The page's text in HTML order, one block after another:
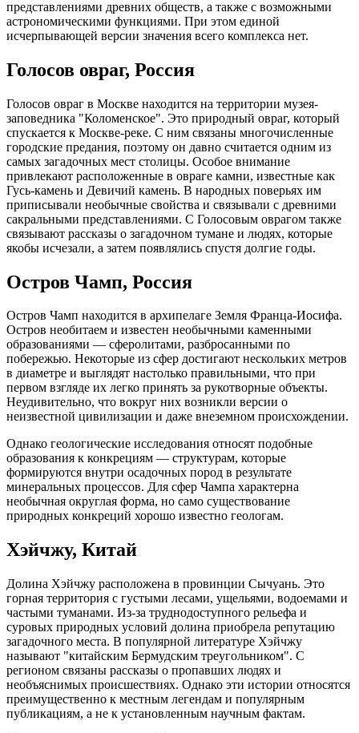
представлениями древних обществ, а также с возможными
астрономическими функциями. При этом единой
исчерпывающей версии значения всего комплекса нет.
Голосов овраг, Россия
Голосов овраг в Москве находится на территории музея-
заповедника "Коломенское". Это природный овраг, который
спускается к Москве-реке. С ним связаны многочисленные
городские предания, поэтому он давно считается одним из
самых загадочных мест столицы. Особое внимание
привлекают расположенные в овраге камни, известные как
Гусь-камень и Девичий камень. В народных поверьях им
приписывали необычные свойства и связывали с древними
сакральными представлениями. С Голосовым оврагом также
связывают рассказы о загадочном тумане и людях, которые
якобы исчезали, а затем появлялись спустя долгие годы.
Остров Чамп, Россия
Остров Чамп находится в архипелаге Земля Франца-Иосифа.
Остров необитаем и известен необычными каменными
образованиями — сферолитами, разбросанными по
побережью. Некоторые из сфер достигают нескольких метров
в диаметре и выглядят настолько правильными, что при
первом взгляде их легко принять за рукотворные объекты.
Неудивительно, что вокруг них возникли версии о
неизвестной цивилизации и даже внеземном происхождении.
Однако геологические исследования относят подобные
образования к конкрециям — структурам, которые
формируются внутри осадочных пород в результате
минеральных процессов. Для сфер Чампа характерна
необычная округлая форма, но само существование
природных конкреций хорошо известно геологам.
Хэйчжу, Китай
Долина Хэйчжу расположена в провинции Сычуань. Это
горная территория с густыми лесами, ущельями, водоемами и
частыми туманами. Из-за труднодоступного рельефа и
суровых природных условий долина приобрела репутацию
загадочного места. В популярной литературе Хэйчжу
называют "китайским Бермудским треугольником". С
регионом связаны рассказы о пропавших людях и
необъяснимых происшествиях. Однако эти истории относятся
преимущественно к местным легендам и популярным
публикациям, а не к установленным научным фактам.